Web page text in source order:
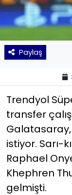
Paylaş
Trendyol
transfer
istiyor. Sarı-
Raphael
Khephren
gelmişti.
Siyaset
SPOR
Yaşam
YEREL
YEREL
Yurt